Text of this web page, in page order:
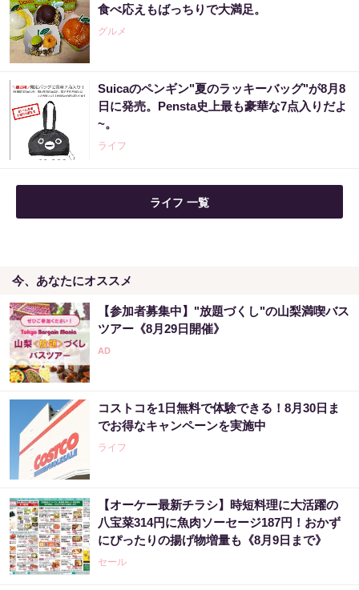
食べ応えもばっちりで大満足。
グルメ
Suicaのペンギン"夏のラッキーバッグ"が8月8
日に発売。Pensta史上最も豪華な7点入りだよ
~。
ライフ
ライフ 一覧
今、あなたにオススメ
【参加者募集中】"放題づくし"の山梨満喫バス
ツアー《8月29日開催》
コストコを1日無料で体験できる！8月30日ま
でお得なキャンペーンを実施中
ライフ
【オーケー最新チラシ】時短料理に大活躍の
八宝菜314円に魚肉ソーセージ187円！おかず
にぴったりの揚げ物増量も《8月9日まで》
セール